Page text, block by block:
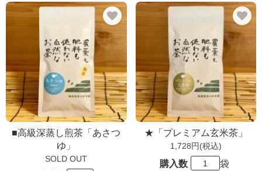
■高級深蒸し煎茶「あさつ
ゆ」
SOLD OUT
★「プレミアム玄米茶」
1,728円(税込)
購入数 袋